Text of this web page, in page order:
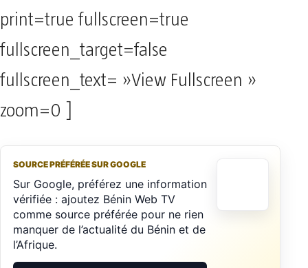
print=true fullscreen=true
fullscreen_target=false
fullscreen_text= »View Fullscreen »
zoom=0 ]
SOURCE PRÉFÉRÉE SUR GOOGLE
Sur Google, préférez une information
vérifiée : ajoutez Bénin Web TV
comme source préférée pour ne rien
manquer de l’actualité du Bénin et de
l’Afrique.